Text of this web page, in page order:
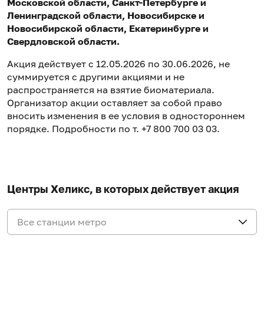
Московской области, Санкт-Петербурге и
Ленинградской области, Новосибирске и
Новосибирской области, Екатеринбурге и
Свердловской области.
Акция действует с 12.05.2026 по 30.06.2026, не
суммируется с другими акциями и не
распространяется на взятие биоматериала.
Организатор акции оставляет за собой право
вносить изменения в ее условия в одностороннем
порядке. Подробности по т. +7 800 700 03 03.
Центры Хеликс, в которых действует акция
Все станции метро